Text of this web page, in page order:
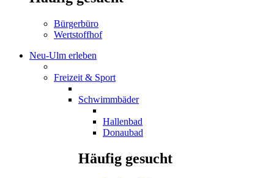
Bürgerbüro
Wertstoffhof
Neu-Ulm erleben
Freizeit & Sport
Schwimmbäder
Hallenbad
Donaubad
Häufig gesucht